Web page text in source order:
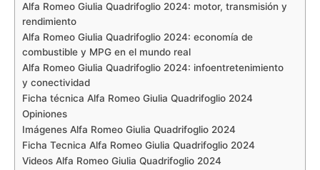
Alfa Romeo Giulia Quadrifoglio 2024: motor, transmisión y
rendimiento
Alfa Romeo Giulia Quadrifoglio 2024: economía de
combustible y MPG en el mundo real
Alfa Romeo Giulia Quadrifoglio 2024: infoentretenimiento
y conectividad
Ficha técnica Alfa Romeo Giulia Quadrifoglio 2024
Opiniones
Imágenes Alfa Romeo Giulia Quadrifoglio 2024
Ficha Tecnica Alfa Romeo Giulia Quadrifoglio 2024
Videos Alfa Romeo Giulia Quadrifoglio 2024